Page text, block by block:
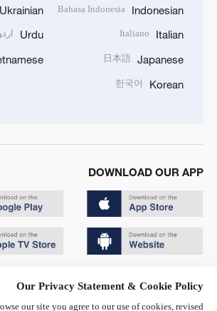
Indonesian
Bahasa Indonesia
Italian
Italiano
Japanese
日本語
Korean
한국어
Ukrainian
Urdu
DOWNLOAD OUR APP
京ICP备20000184号
Our Privacy Statement & Cookie Policy
our site you agree to our use of cookies, revised